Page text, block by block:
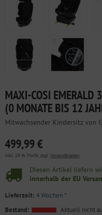
MAXI-COSI EMERALD
(0 MONATE BIS 12
Mitwachsender Kindersitz von
499,99 €
inkl. 19 % MwSt. zzgl. Versandkosten
Diesen Artikel liefern
innerhalb der EU
Lieferzeit: 4 Wochen *
Bestand:
Aktuell nicht